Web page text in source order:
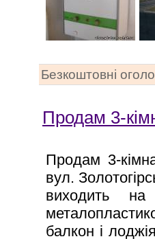
Безкоштовні
Продам 3-
Продам 3-
вул.
виходить на
балкон і